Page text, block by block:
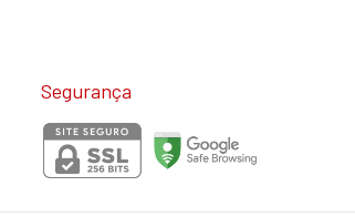
Segurança